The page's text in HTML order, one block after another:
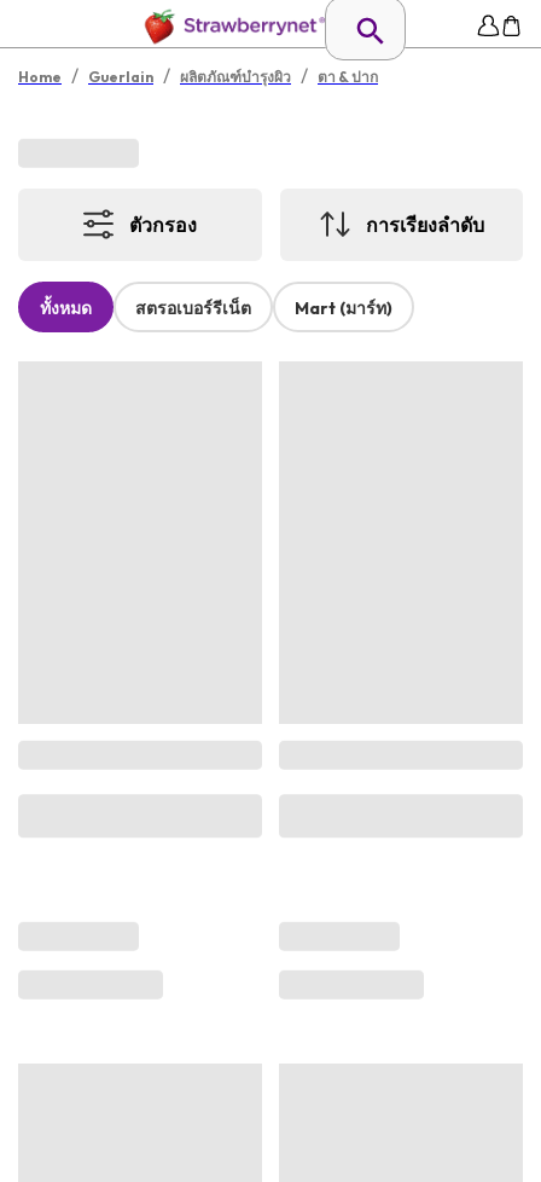
Home / Guerlain / ผลิตภัณฑ์บำรุงผิว / ตา & ปาก
ตัวกรอง การเรียงลำดับ
ทั้งหมด สตรอเบอร์รีเน็ต Mart (มาร์ท)